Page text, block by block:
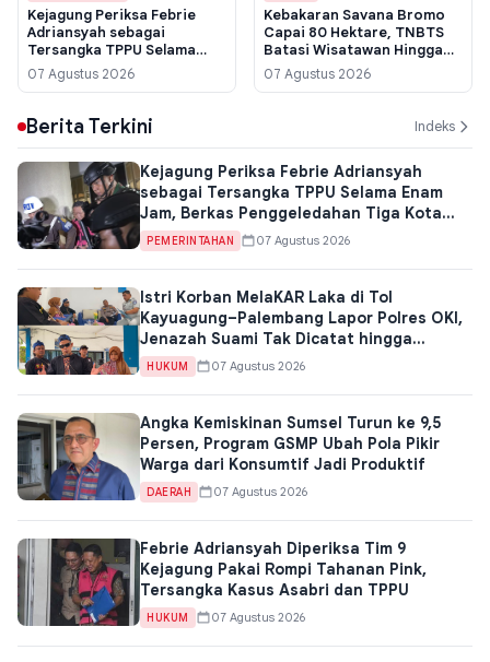
Kejagung Periksa Febrie
Adriansyah sebagai
Tersangka TPPU Selama
Enam Jam, Berkas
Penggeledahan Tiga Kota
07 Agustus 2026
Kebakaran Savana Bromo
Capai 80 Hektare, TNBTS
Batasi Wisatawan Hingga
Lautan Pasir
07 Agustus 2026
Berita Terkini Indeks
Kejagung Periksa Febrie Adriansyah
sebagai Tersangka TPPU Selama Enam
Jam, Berkas Penggeledahan Tiga Kota
Jadi Kunci
PEMERINTAHAN 07 Agustus 2026
Istri Korban MelaKAR Laka di Tol
Kayuagung–Palembang Lapor Polres OKI,
Jenazah Suami Tak Dicatat hingga
Santunan Jasa Raharja Terhambat
HUKUM 07 Agustus 2026
Angka Kemiskinan Sumsel Turun ke 9,5
Persen, Program GSMP Ubah Pola Pikir
Warga dari Konsumtif Jadi Produktif
DAERAH 07 Agustus 2026
Febrie Adriansyah Diperiksa Tim 9
Kejagung Pakai Rompi Tahanan Pink,
Tersangka Kasus Asabri dan TPPU
HUKUM 07 Agustus 2026